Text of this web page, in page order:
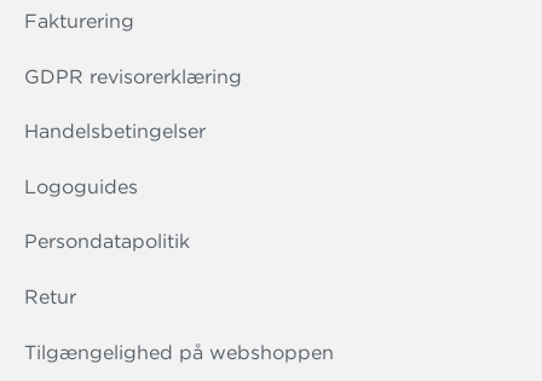
Fakturering
GDPR revisorerklæring
Handelsbetingelser
Logoguides
Persondatapolitik
Retur
Tilgængelighed på webshoppen